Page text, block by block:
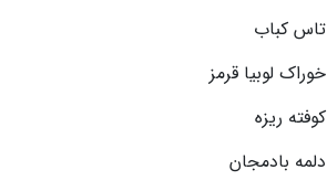
تاس کباب
خوراک لوبیا قرمز
کوفته ریزه
دلمه بادمجان